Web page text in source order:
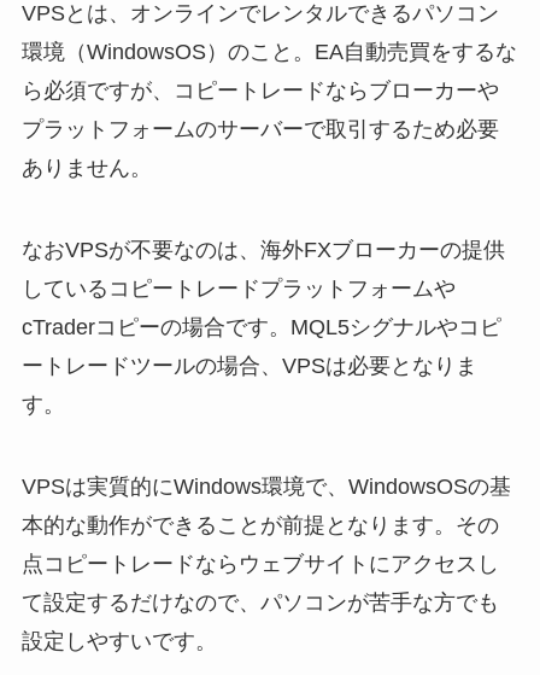
VPSとは、オンラインでレンタルできるパソコン
環境（WindowsOS）のこと。EA自動売買をするな
ら必須ですが、コピートレードならブローカーや
プラットフォームのサーバーで取引するため必要
ありません。
なおVPSが不要なのは、海外FXブローカーの提供
しているコピートレードプラットフォームや
cTraderコピーの場合です。MQL5シグナルやコピ
ートレードツールの場合、VPSは必要となりま
す。
VPSは実質的にWindows環境で、WindowsOSの基
本的な動作ができることが前提となります。その
点コピートレードならウェブサイトにアクセスし
て設定するだけなので、パソコンが苦手な方でも
設定しやすいです。